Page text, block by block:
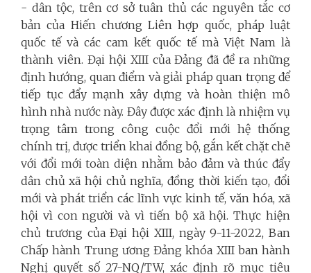
- dân tộc, trên cơ sở tuân thủ các nguyên tắc cơ
bản của Hiến chương Liên hợp quốc, pháp luật
quốc tế và các cam kết quốc tế mà Việt Nam là
thành viên. Đại hội XIII của Đảng đã đề ra những
định hướng, quan điểm và giải pháp quan trọng để
tiếp tục đẩy mạnh xây dựng và hoàn thiện mô
hình nhà nước này. Đây được xác định là nhiệm vụ
trọng tâm trong công cuộc đổi mới hệ thống
chính trị, được triển khai đồng bộ, gắn kết chặt chẽ
với đổi mới toàn diện nhằm bảo đảm và thúc đẩy
dân chủ xã hội chủ nghĩa, đồng thời kiến tạo, đổi
mới và phát triển các lĩnh vực kinh tế, văn hóa, xã
hội vì con người và vì tiến bộ xã hội. Thực hiện
chủ trương của Đại hội XIII, ngày 9-11-2022, Ban
Chấp hành Trung ương Đảng khóa XIII ban hành
Nghị quyết số 27-NQ/TW, xác định rõ mục tiêu